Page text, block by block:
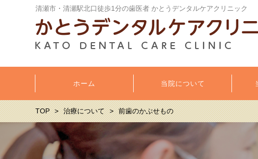
清瀬市・清瀬駅北口徒歩1分の歯医者 かとうデンタルケアクリニック
ホーム 当院について
TOP 治療について 前歯のかぶせもの